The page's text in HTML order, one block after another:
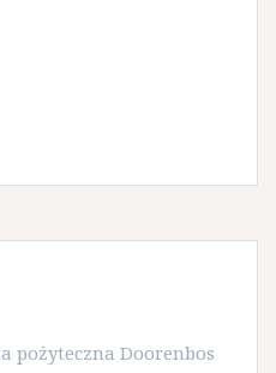
pożyteczna Doorenbos